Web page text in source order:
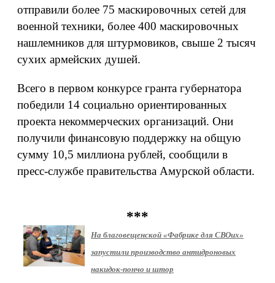
отправили более 75 маскировочных сетей для
военной техники, более 400 маскировочных
нашлемников для штурмовиков, свыше 2 тысяч
сухих армейских душей.
Всего в первом конкурсе гранта губернатора
победили 14 социально ориентированных
проекта некоммерческих организаций. Они
получили финансовую поддержку на общую
сумму 10,5 миллиона рублей, сообщили в
пресс-службе правительства Амурской области.
***
На благовещенской «Фабрике для СВОих»
запустили производство антидроновых
накидок-пончо и штор